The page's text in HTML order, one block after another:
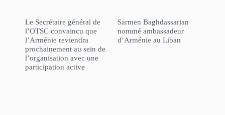
Le Secrétaire général de
l’OTSC convaincu que
l’Arménie reviendra
prochainement au sein de
l’organisation avec une
participation active
Sarmen Baghdassarian
nommé ambassadeur
d’Arménie au Liban